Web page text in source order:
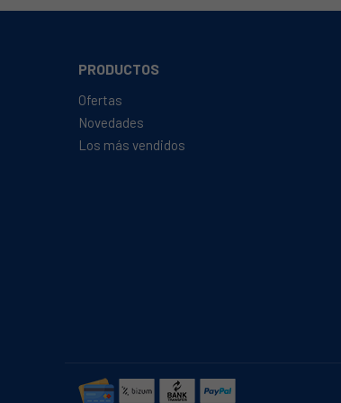
PRODUCTOS
Ofertas
Novedades
Los más vendidos